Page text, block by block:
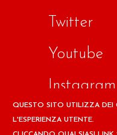
Twitter
Youtube
Instagram
Google
QUESTO SITO UTILIZZA DEI
L'ESPERIENZA UTENTE.